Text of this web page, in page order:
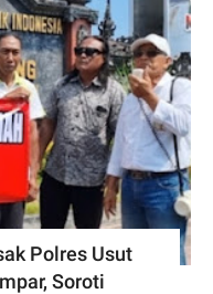
Polres Usut
Soroti